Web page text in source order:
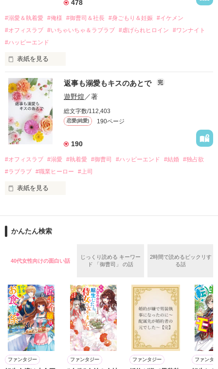
過去の傷から、二度と会いたくないと思っていた哲平に
運命のような再会を果たす。
酔った勢いで一夜を共にしてしまった。
さらに、美桜が初めてだと知った哲平は
『責任をとる、結婚しよう』と真っ直ぐに告げてきた。
戸惑う美桜とは裏腹に、好きという気持ちを隠すことなく
甘やかしてくる。
そんなある日、哲平は美桜がストーカー被害に
遭っていることを知る。
美桜を守るため、哲平は同居を提案してきて――。
夏木美桜(なつきみお)
鳴海哲平 (なるみてっぺい)
2026.6.5～2026.7.25
＊以前、公開していた話の改稿版です＊
作品を読む
478
#溺愛＆執着愛 #俺様 #御曹司＆社長 #身ごもり＆妊娠 #イケメン
#オフィスラブ #いちゃいちゃ＆ラブラブ #虐げられヒロイン
#ワンナイト
#ハッピーエンド
表紙を見る
おかしな噂を流されて前の職場でうまくいかなかった梅田美
桜は、海外で傷心旅行をしていたところ、日本人美青年と出会
い、酒の勢いもあり一夜限りの関係となる。
帰国後、美桜は新しい職場でワンナイトした美青年と再会。
なんと彼の正体は、とある財閥御曹司にも関わらず、一族を離
れて起業した新進気鋭の実業家、社内でも冷徹だと評判な社長
――御影恭司その人だったのだ――！
なぜか恭司から飼い猫の世話係を命じられた美桜は、猫の世
の関係となってしまい――？
返事も溺愛もキスのあとで 完
遊野煌 ／著
総文字数/112,403
恋愛(純愛) 190ページ
190
#オフィスラブ #溺愛 #執着愛 #御曹司 #ハッピーエンド #結婚 #独占欲
#ラブラブ #職業ヒーロー #上司
表紙を見る
ションの企画戦略室で働いている。
めた、同期で恋人の石垣守（26）がいるのだが、後輩の姫原由
守と由羅から『便利屋雛子』と馬鹿にされ、一人こっそり泣い
た上、同居まで提案してきて──？
鷹哉『宜しくな、俺の雛子』🦅
雛子『俺の……ひぃ、雛子？！！！』🐥
シゴデキで冷徹な上司が見せる素顔は、なぜか想像以上に甘く
て……🐥💓🦅
かんたん検索
40代女性向けの面白い話
じっくり読める キーワー
ド 「御曹司」 の話
2時間で読めるビックリす
る話
ファンタジー ファンタジー ファンタジー ファンタ